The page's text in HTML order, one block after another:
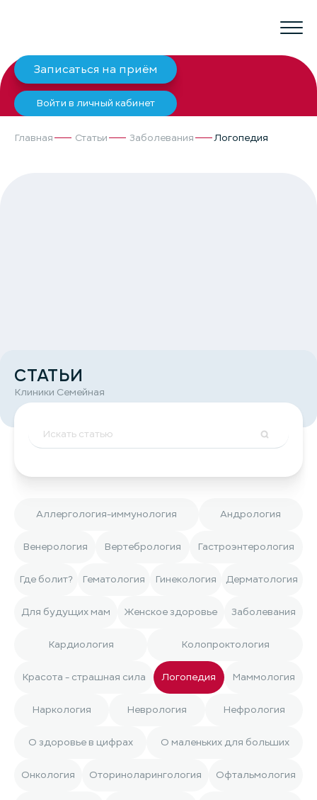
Записаться на приём
Войти в личный кабинет
Главная Статьи Заболевания Логопедия
СТАТЬИ
Клиники Семейная
Аллергология-иммунология Андрология
Венерология Вертебрология Гастроэнтерология
Где болит? Гематология Гинекология Дерматология
Для будущих мам Женское здоровье Заболевания
Кардиология Колопроктология
Красота - страшная сила Логопедия Маммология
Наркология Неврология Нефрология
О здоровье в цифрах О маленьких для больших
Онкология Оториноларингология Офтальмология